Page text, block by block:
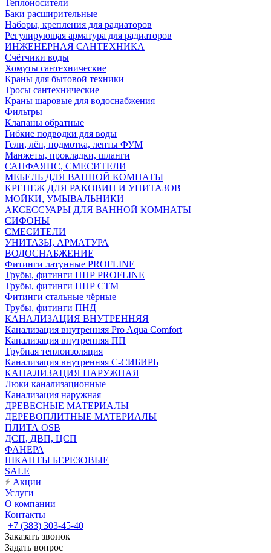
Теплоносители
Баки расширительные
Наборы, крепления для радиаторов
Регулирующая арматура для радиаторов
ИНЖЕНЕРНАЯ САНТЕХНИКА
Счётчики воды
Хомуты сантехнические
Краны для бытовой техники
Тросы сантехнические
Краны шаровые для водоснабжения
Фильтры
Клапаны обратные
Гибкие подводки для воды
Гели, лён, подмотка, ленты ФУМ
Манжеты, прокладки, шланги
САНФАЯНС, СМЕСИТЕЛИ
МЕБЕЛЬ ДЛЯ ВАННОЙ КОМНАТЫ
КРЕПЕЖ ДЛЯ РАКОВИН И УНИТАЗОВ
МОЙКИ, УМЫВАЛЬНИКИ
АКСЕССУАРЫ ДЛЯ ВАННОЙ КОМНАТЫ
СИФОНЫ
СМЕСИТЕЛИ
УНИТАЗЫ, АРМАТУРА
ВОДОСНАБЖЕНИЕ
Фитинги латунные PROFLINE
Трубы, фитинги ППР PROFLINE
Трубы, фитинги ППР СТМ
Фитинги стальные чёрные
Трубы, фитинги ПНД
КАНАЛИЗАЦИЯ ВНУТРЕННЯЯ
Канализация внутренняя Pro Aqua Comfort
Канализация внутренняя ПП
Трубная теплоизоляция
Канализация внутренняя С-СИБИРЬ
КАНАЛИЗАЦИЯ НАРУЖНАЯ
Люки канализационные
Канализация наружная
ДРЕВЕСНЫЕ МАТЕРИАЛЫ
ДЕРЕВОПЛИТНЫЕ МАТЕРИАЛЫ
ПЛИТА OSB
ДСП, ДВП, ЦСП
ФАНЕРА
ШКАНТЫ БЕРЕЗОВЫЕ
SALE
Акции
Услуги
О компании
Контакты
+7 (383) 303-45-40
Заказать звонок
Задать вопрос